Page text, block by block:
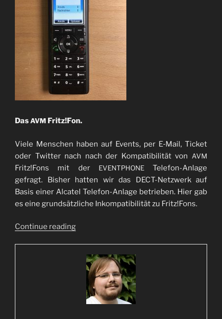
DasAVM Fritz!Fon.
Vie­le Men­schen haben auf Events, per E‑Mail, Ticket
oder Twit­ter nach nach der Kom­pa­ti­bi­li­tät von
AVM
Fritz!Fons mit der EVENTPHONETele­fon-Anla­ge
gefragt. Bis­her hat­ten wir das DECT-Netz­werk auf
Basis einer Alca­tel Tele­fon-Anla­ge betrie­ben. Hier gab
es eine grund­sätz­li­che Inkom­pa­ti­bi­li­tät zu Fritz!Fons.
Con­ti­nue rea­ding“Neu­
aus
DECT-
Werkstatt”